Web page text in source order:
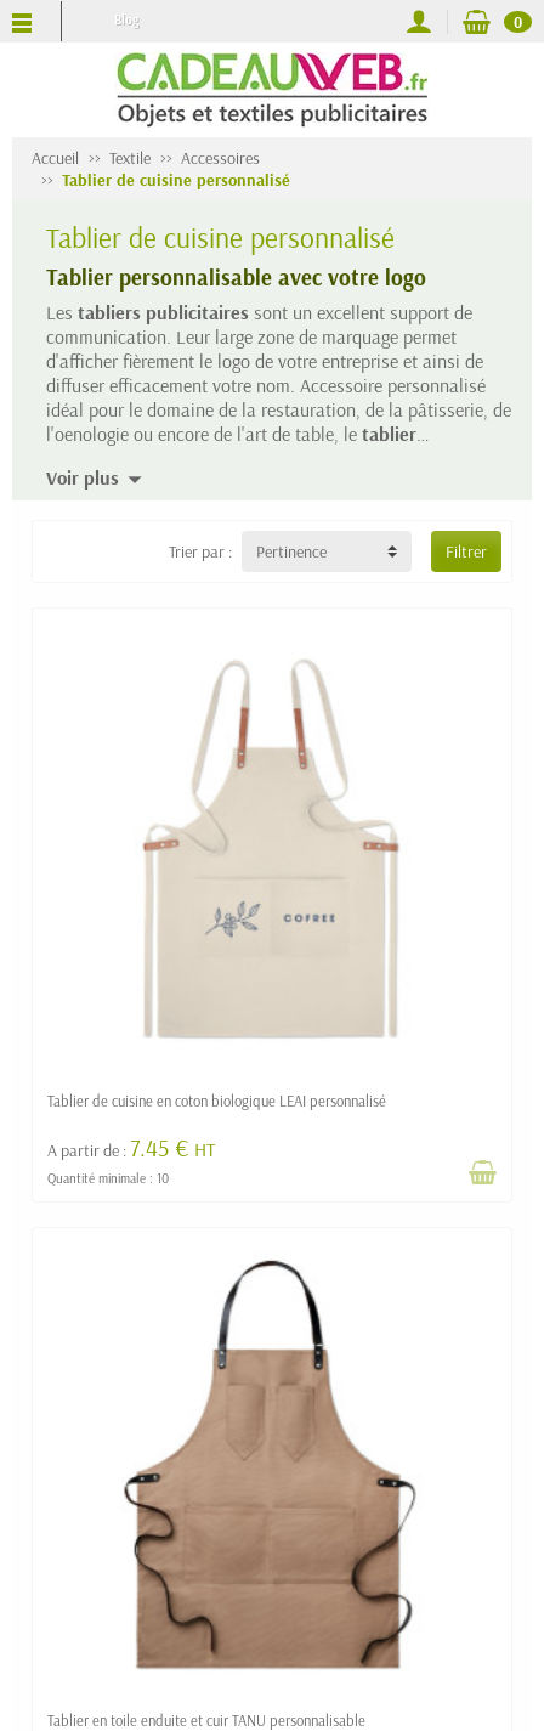
Blog 0
Accueil Textile
Accessoires
Tablier de cuisine personnalisé
Tablier de cuisine personnalisé
Tablier personnalisable avec votre logo
Les tabliers publicitaires sont un excellent support de
communication. Leur large zone de marquage permet
d'afficher fièrement le logo de votre entreprise et ainsi de
diffuser efficacement votre nom. Accessoire personnalisé
idéal pour le domaine de la restauration, de la pâtisserie, de
l'oenologie ou encore de l'art de table, le tablier
équiper votre personnel de cuisine avec un modèle
sympa et coloré ou encore pour donner une ambiance en
équipant votre personnel de vente avec un modèle élégant et
moderne, n'hésitez pas à nous contacter pour que nous
Voir plus
Trier par : Pertinence Filtrer
Tablier de cuisine en coton biologique LEAI personnalisé
A partir de :7.45 € HT
Quantité minimale : 10
Tablier en toile enduite et cuir TANU personnalisable